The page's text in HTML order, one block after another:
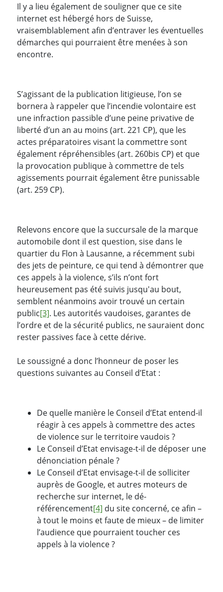
Il y a lieu également de souligner que ce site
internet est hébergé hors de Suisse,
vraisemblablement afin d’entraver les éventuelles
démarches qui pourraient être menées à son
encontre.
S’agissant de la publication litigieuse, l’on se
bornera à rappeler que l’incendie volontaire est
une infraction passible d’une peine privative de
liberté d’un an au moins (art. 221 CP), que les
actes préparatoires visant la commettre sont
également répréhensibles (art. 260bis CP) et que
la provocation publique à commettre de tels
agissements pourrait également être punissable
(art. 259 CP).
Relevons encore que la succursale de la marque
automobile dont il est question, sise dans le
quartier du Flon à Lausanne, a récemment subi
des jets de peinture, ce qui tend à démontrer que
ces appels à la violence, s’ils n’ont fort
heureusement pas été suivis jusqu'au bout,
semblent néanmoins avoir trouvé un certain
public[3]. Les autorités vaudoises, garantes de
l’ordre et de la sécurité publics, ne sauraient donc
rester passives face à cette dérive.
Le soussigné a donc l’honneur de poser les
questions suivantes au Conseil d’Etat :
De quelle manière le Conseil d’Etat entend-il
réagir à ces appels à commettre des actes
de violence sur le territoire vaudois ?
Le Conseil d’Etat envisage-t-il de déposer une
dénonciation pénale ?
Le Conseil d’Etat envisage-t-il de solliciter
auprès de Google, et autres moteurs de
recherche sur internet, le dé-
référencement[4] du site concerné, ce afin –
à tout le moins et faute de mieux – de limiter
l’audience que pourraient toucher ces
appels à la violence ?